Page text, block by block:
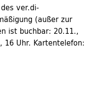
ver.di-
(außer zur
ist buchbar: 20.11.,
Uhr. Kartentelefon: